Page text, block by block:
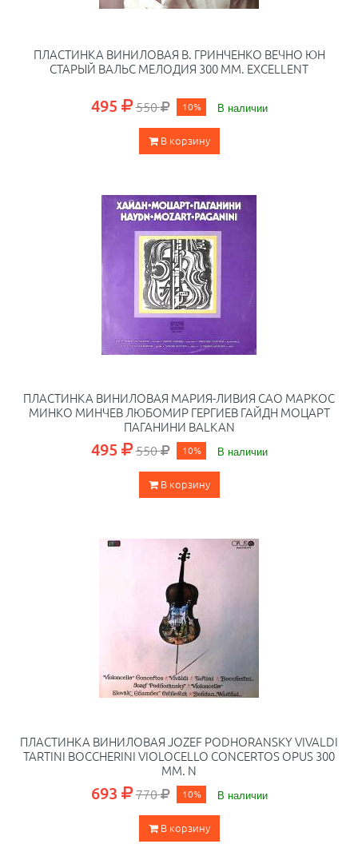
ПЛАСТИНКА ВИНИЛОВАЯ В. ГРИНЧЕНКО ВЕЧНО ЮН
СТАРЫЙ ВАЛЬС МЕЛОДИЯ 300 ММ. EXCELLENT
495 550 10% В наличии
В корзину
ПЛАСТИНКА ВИНИЛОВАЯ МАРИЯ-ЛИВИЯ САО МАРКОС
МИНКО МИНЧЕВ ЛЮБОМИР ГЕРГИЕВ ГАЙДН МОЦАРТ
ПАГАНИНИ BALKAN
495 550 10% В наличии
В корзину
ПЛАСТИНКА ВИНИЛОВАЯ JOZEF PODHORANSKY VIVALDI
TARTINI BOCCHERINI VIOLOCELLO CONCERTOS OPUS 300
ММ. N
693 770 10% В наличии
В корзину